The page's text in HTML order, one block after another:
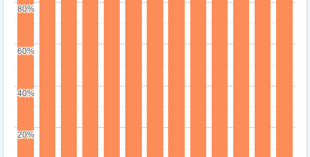
20%
20%
40%
40%
60%
60%
80%
80%